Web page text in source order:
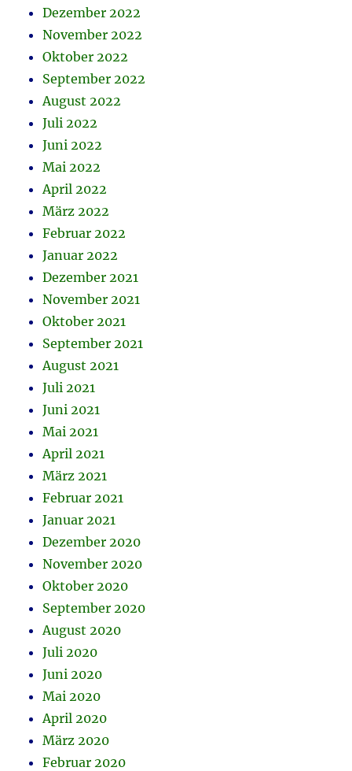
Dezember 2022
November 2022
Oktober 2022
September 2022
August 2022
Juli 2022
Juni 2022
Mai 2022
April 2022
März 2022
Februar 2022
Januar 2022
Dezember 2021
November 2021
Oktober 2021
September 2021
August 2021
Juli 2021
Juni 2021
Mai 2021
April 2021
März 2021
Februar 2021
Januar 2021
Dezember 2020
November 2020
Oktober 2020
September 2020
August 2020
Juli 2020
Juni 2020
Mai 2020
April 2020
März 2020
Februar 2020